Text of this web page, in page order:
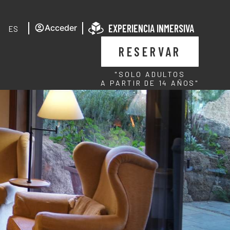
ES Acceder EXPERIENCIA INMERSIVA
RESERVAR
"SOLO ADULTOS
A PARTIR DE 14 AÑOS"